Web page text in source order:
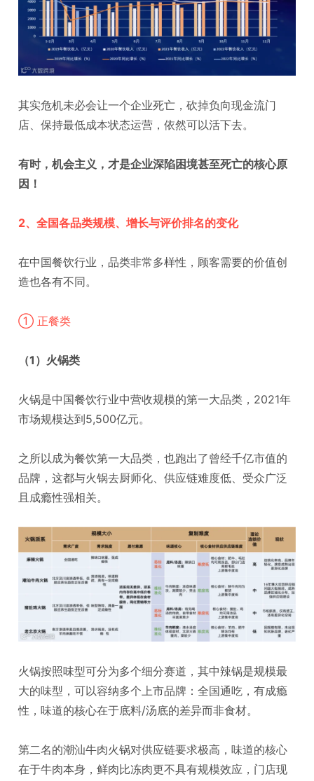
其实危机未必会让一个企业死亡，砍掉负向现金流门
店、保持最低成本状态运营，依然可以活下去。
有时，机会主义，才是企业深陷困境甚至死亡的核心原
因！
2、全国各品类规模、增长与评价排名的变化
在中国餐饮行业，品类非常多样性，顾客需要的价值创
造也各有不同。
① 正餐类
（1）火锅类
火锅是中国餐饮行业中营收规模的第一大品类，2021年
市场规模达到5,500亿元。
之所以成为餐饮第一大品类，也跑出了曾经千亿市值的
品牌，这都与火锅去厨师化、供应链难度低、受众广泛
且成瘾性强相关。
火锅按照味型可分为多个细分赛道，其中辣锅是规模最
大的味型，可以容纳多个上市品牌：全国通吃，有成瘾
性，味道的核心在于底料/汤底的差异而非食材。
第二名的潮汕牛肉火锅对供应链要求极高，味道的核心
在于牛肉本身，鲜肉比冻肉更不具有规模效应，门店现